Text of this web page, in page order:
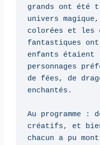
grands ont été
univers
colorées et les
fantastiques
enfants étaient
personnages
de fées, de
enchantés.
Au programme
créatifs, et
chacun a pu